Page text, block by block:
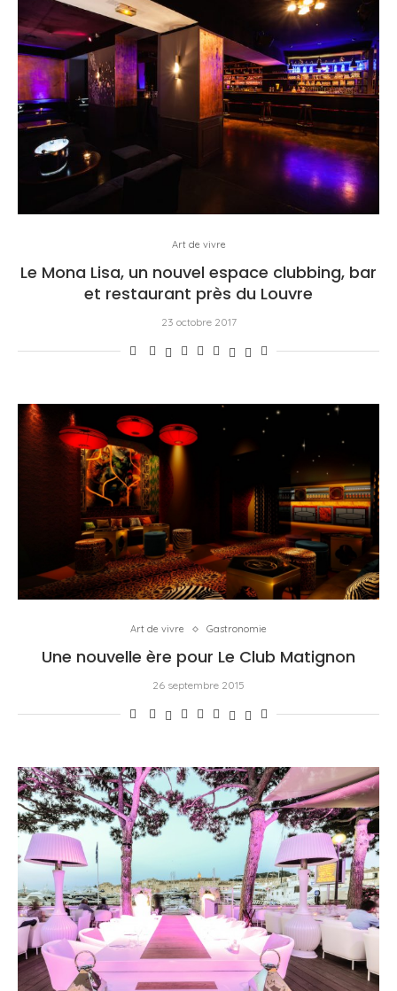
Art de vivre
Le Mona Lisa, un nouvel espace clubbing, bar
et restaurant près du Louvre
23 octobre 2017
Art de vivre Gastronomie
Une nouvelle ère pour Le Club Matignon
26 septembre 2015